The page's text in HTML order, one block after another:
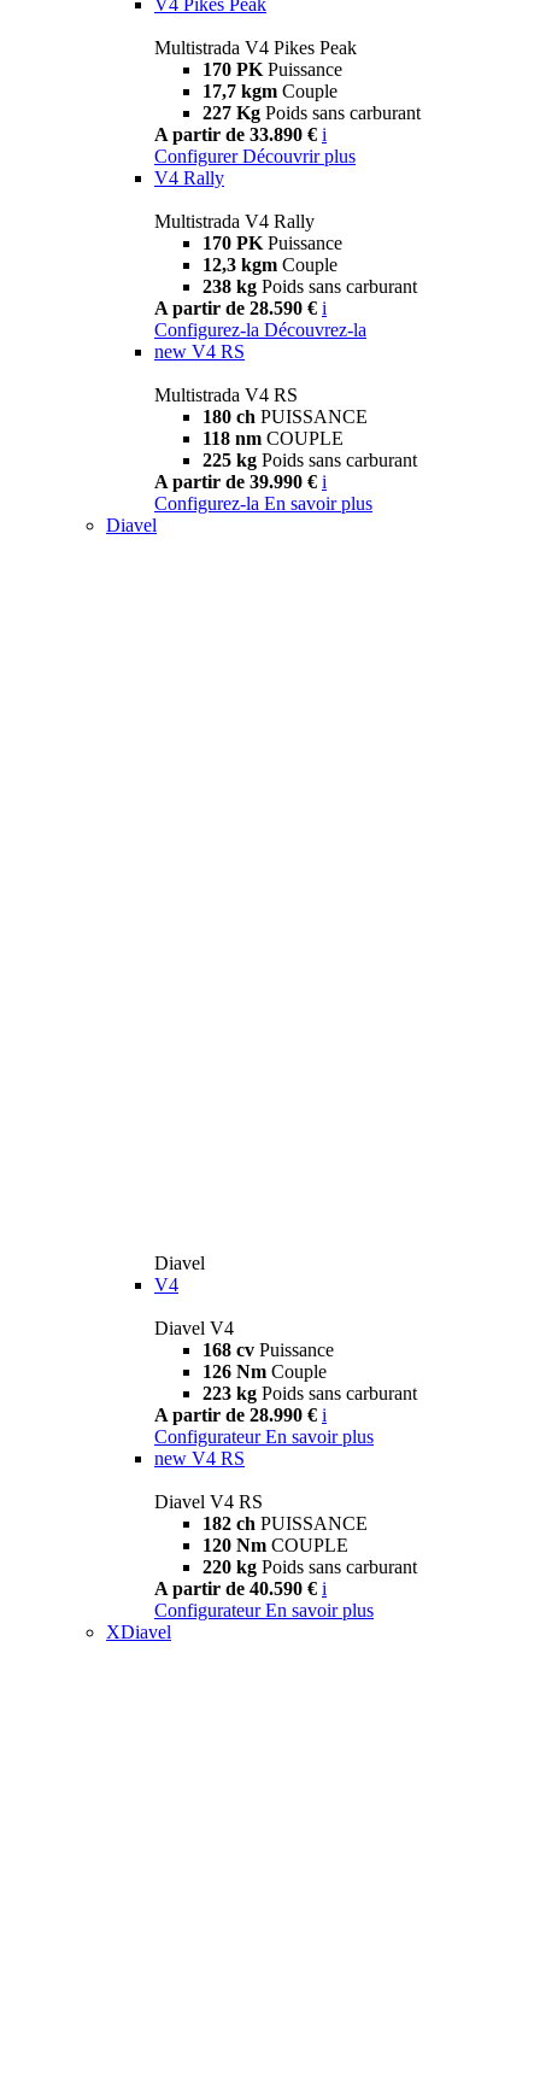
Multistrada V4 Pikes Peak
170 PK Puissance
17,7 kgm Couple
227 Kg Poids sans carburant
A partir de 33.890 € i
Configurer Découvrir plus
V4 Rally
Multistrada V4 Rally
170 PK Puissance
12,3 kgm Couple
238 kg Poids sans carburant
A partir de 28.590 € i
Configurez-la Découvrez-la
new V4 RS
Multistrada V4 RS
180 ch PUISSANCE
118 nm COUPLE
225 kg Poids sans carburant
A partir de 39.990 € i
Configurez-la En savoir plus
Diavel
Diavel
V4
Diavel V4
168 cv Puissance
126 Nm Couple
223 kg Poids sans carburant
A partir de 28.990 € i
Configurateur En savoir plus
new V4 RS
Diavel V4 RS
182 ch PUISSANCE
120 Nm COUPLE
220 kg Poids sans carburant
A partir de 40.590 € i
Configurateur En savoir plus
XDiavel